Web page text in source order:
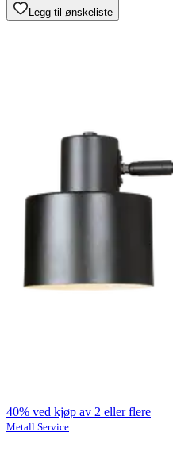
Legg til ønskeliste
40% ved kjøp av 2 eller flere
Metall Service